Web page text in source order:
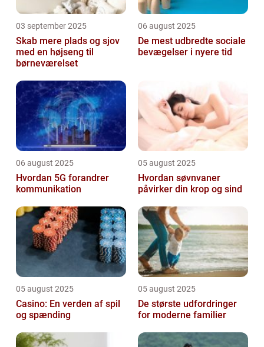
03 september 2025
Skab mere plads og sjov
med en højseng til
børneværelset
06 august 2025
De mest udbredte sociale
bevægelser i nyere tid
06 august 2025
Hvordan 5G forandrer
kommunikation
05 august 2025
Hvordan søvnvaner
påvirker din krop og sind
05 august 2025
Casino: En verden af spil
og spænding
05 august 2025
De største udfordringer
for moderne familier